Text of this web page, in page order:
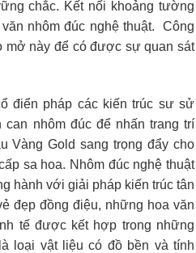
chắc. Kết nối khoảng tường
nhôm đúc nghệ thuật. Công
mở này để có được sự quan sát
điển pháp các kiến trúc sư sử
nhôm đúc để nhấn trang trí
Vàng Gold sang trọng đẩy cho
sa hoa. Nhôm đúc nghệ thuật
hành với giải pháp kiến trúc tân
đẹp đồng điệu, những hoa văn
tế được kết hợp trong những
loại vật liệu có đồ bền và tính